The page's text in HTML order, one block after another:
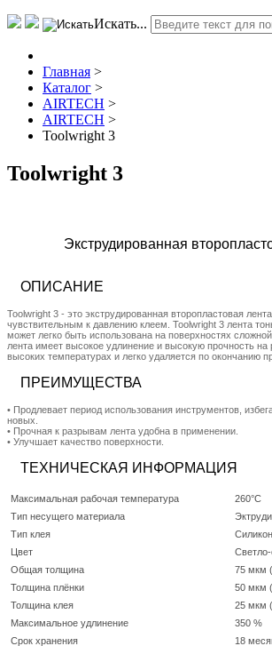
Искать...
Главная >
Каталог >
AIRTECH >
AIRTECH >
Toolwright 3
Toolwright 3
Экструдированная
ОПИСАНИЕ
Toolwright 3 - это экструдированная второпластовая
чувствительным к давлению клеем. Toolwright 3 лента
может легко быть использована на поверхностях
лента имеет высокое удлинение и высокую прочность на
высоких температурах и легко удаляется по окончанию
ПРЕИМУЩЕСТВА
• Продлевает период использования инструментов,
новых.
• Прочная к разрывам лента удобна в применении.
• Улучшает качество поверхности.
ТЕХНИЧЕСКАЯ ИНФОРМАЦИЯ
Максимальная рабочая температура
260°C
Тип несущего материала
Тип клея
Силикон
Цвет
Общая толщина
75 мкм
Толщина плёнки
50 мкм
Толщина клея
25 мкм
Максимальное удлинение
350 %
Срок хранения
18